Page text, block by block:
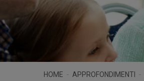
HOME APPROFONDIMENTI